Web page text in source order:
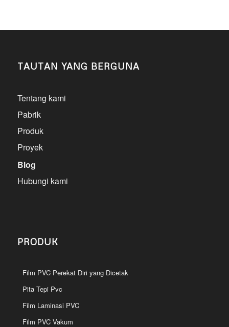
TAUTAN YANG BERGUNA
Tentang kami
Pabrik
Produk
Proyek
Blog
Hubungi kami
PRODUK
Film PVC Perekat Diri yang Dicetak
Pita Tepi Pvc
Film Laminasi PVC
Film PVC Vakum